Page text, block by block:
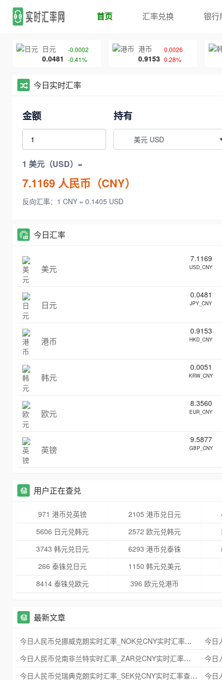
首页 汇率兑换 银行
日元
0.0481
-0.0002
-0.41%
港币
0.9153
0.0026
0.28%
今日实时汇率
金额 持有
美元 USD
1 美元（USD）=
7.1169 人民币（CNY）
反向汇率：1 CNY = 0.1405 USD
今日汇率
美元
7.1169
USD_CNY
日元
0.0481
JPY_CNY
港币
0.9153
HKD_CNY
韩元
0.0051
KRW_CNY
欧元
8.3560
EUR_CNY
英镑
9.5877
GBP_CNY
用户正在查兑
971 港币兑英镑 2105 港币兑日元
5606 日元兑韩元
2572 欧元兑韩元
3743 韩元兑日元
6293 港币兑泰铢
266 泰铢兑日元
1150 韩元兑美元
8414 泰铢兑欧元
396 欧元兑港币
最新文章
今日人民币兑挪威克朗实时汇率_NOK兑CNY实时汇率查询 2025年09月21日
今日人民币兑南非兰特实时汇率_ZAR兑CNY实时汇率查询 2025年09月21日
今日人民币兑瑞典克朗实时汇率_SEK兑CNY实时汇率查询 2025年09月21日